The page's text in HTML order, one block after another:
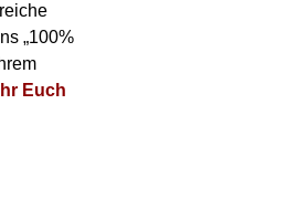
„100%
Euch